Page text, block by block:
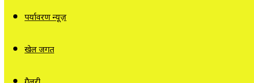
पर्यावरण न्यूज़
खेल जगत